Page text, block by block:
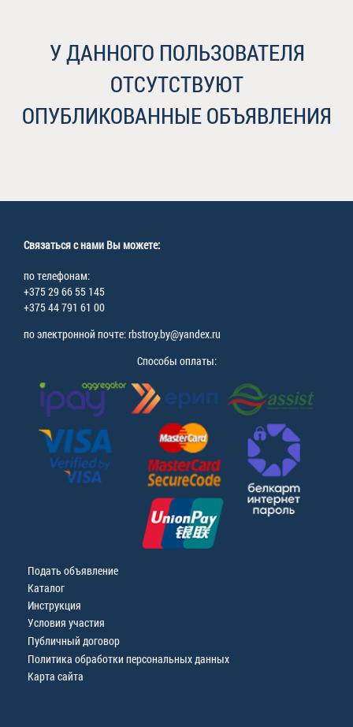
У ДАННОГО ПОЛЬЗОВАТЕЛЯ
ОТСУТСТВУЮТ
ОПУБЛИКОВАННЫЕ ОБЪЯВЛЕНИЯ
Связаться с нами Вы можете:
по телефонам:
+375 29 66 55 145
+375 44 791 61 00
по электронной почте: rbstroy.by@yandex.ru
Способы оплаты:
Подать объявление
Каталог
Инструкция
Условия участия
Публичный договор
Политика обработки персональных данных
Карта сайта